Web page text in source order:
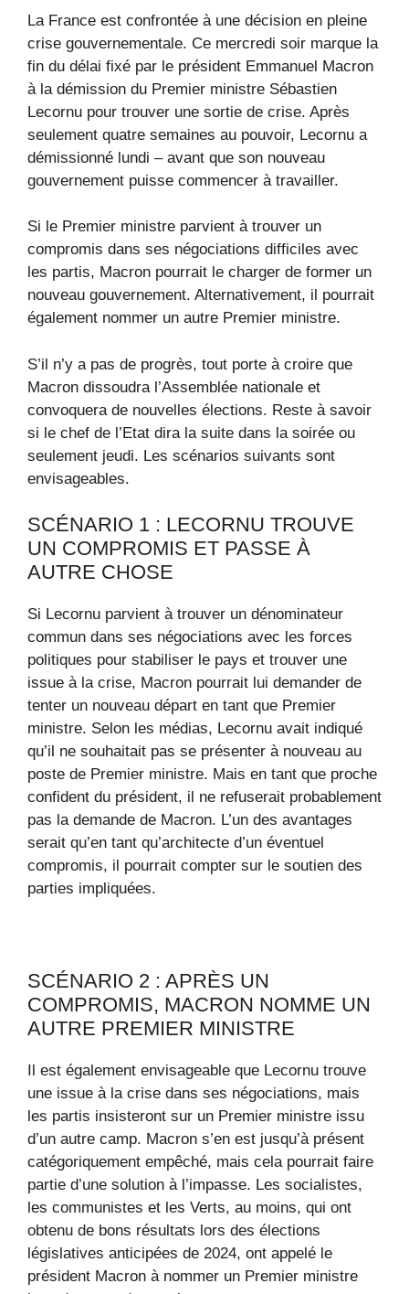
La France est confrontée à une décision en pleine
crise gouvernementale. Ce mercredi soir marque la
fin du délai fixé par le président Emmanuel Macron
à la démission du Premier ministre Sébastien
Lecornu pour trouver une sortie de crise. Après
seulement quatre semaines au pouvoir, Lecornu a
démissionné lundi – avant que son nouveau
gouvernement puisse commencer à travailler.
Si le Premier ministre parvient à trouver un
compromis dans ses négociations difficiles avec
les partis, Macron pourrait le charger de former un
nouveau gouvernement. Alternativement, il pourrait
également nommer un autre Premier ministre.
S’il n’y a pas de progrès, tout porte à croire que
Macron dissoudra l’Assemblée nationale et
convoquera de nouvelles élections. Reste à savoir
si le chef de l’Etat dira la suite dans la soirée ou
seulement jeudi. Les scénarios suivants sont
envisageables.
SCÉNARIO 1 : LECORNU TROUVE
UN COMPROMIS ET PASSE À
AUTRE CHOSE
Si Lecornu parvient à trouver un dénominateur
commun dans ses négociations avec les forces
politiques pour stabiliser le pays et trouver une
issue à la crise, Macron pourrait lui demander de
tenter un nouveau départ en tant que Premier
ministre. Selon les médias, Lecornu avait indiqué
qu’il ne souhaitait pas se présenter à nouveau au
poste de Premier ministre. Mais en tant que proche
confident du président, il ne refuserait probablement
pas la demande de Macron. L’un des avantages
serait qu’en tant qu’architecte d’un éventuel
compromis, il pourrait compter sur le soutien des
parties impliquées.
SCÉNARIO 2 : APRÈS UN
COMPROMIS, MACRON NOMME UN
AUTRE PREMIER MINISTRE
Il est également envisageable que Lecornu trouve
une issue à la crise dans ses négociations, mais
les partis insisteront sur un Premier ministre issu
d’un autre camp. Macron s’en est jusqu’à présent
catégoriquement empêché, mais cela pourrait faire
partie d’une solution à l’impasse. Les socialistes,
les communistes et les Verts, au moins, qui ont
obtenu de bons résultats lors des élections
législatives anticipées de 2024, ont appelé le
président Macron à nommer un Premier ministre